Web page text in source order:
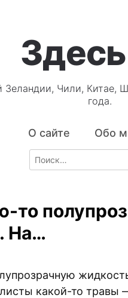
Зеландии, Чили, Китае,
года.
О сайте Обо
Search
for:
то
На…
какой-то